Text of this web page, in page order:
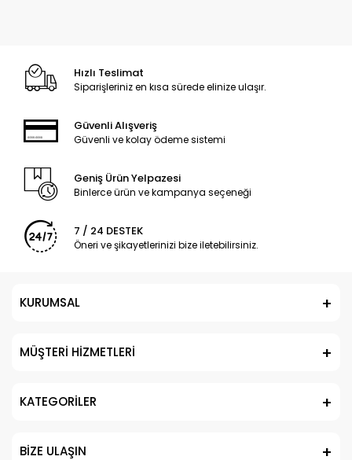
Hızlı Teslimat
Siparişleriniz en kısa sürede elinize ulaşır.
Güvenli Alışveriş
Güvenli ve kolay ödeme sistemi
Geniş Ürün Yelpazesi
Binlerce ürün ve kampanya seçeneği
7 / 24 DESTEK
Öneri ve şikayetlerinizi bize iletebilirsiniz.
KURUMSAL
MÜŞTERİ HİZMETLERİ
KATEGORİLER
BİZE ULAŞIN